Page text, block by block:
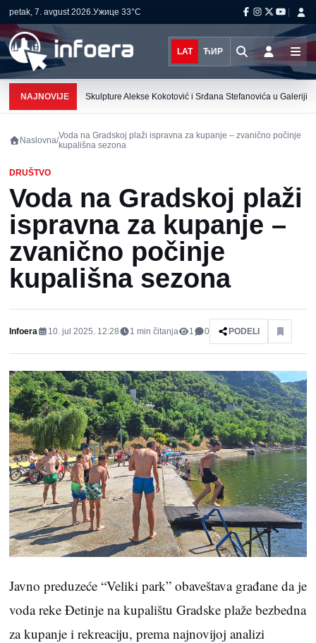
petak, 7. avgust 2026.Ужице 33°C
LAT ЋИР
NAJNOVIJE Skulpture Alekse Kokotović i Srđana Stefanovića u Galeriji
Naslovna/Voda na Gradskoj plaži ispravna za kupanje – zvanično počinje
kupališna sezona
DRUŠTVO
Voda na Gradskoj plaži
ispravna za kupanje –
zvanično počinje
kupališna sezona
Infoera 10. jul 2025. 12:28 1 min čitanja 1 0 PODELI
Javno preduzeće “Veliki park” obaveštava građane da je
voda reke Đetinje na kupalištu Gradske plaže bezbedna
za kupanje i rekreaciju, prema najnovijoj analizi